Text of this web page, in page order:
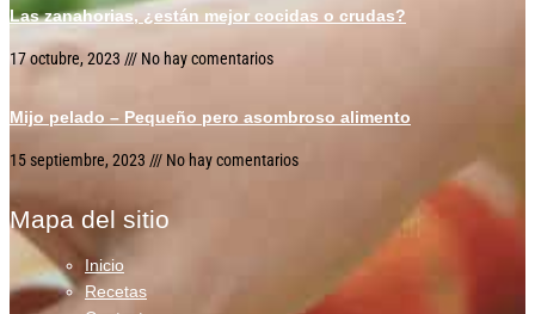
Las zanahorias, ¿están mejor cocidas o crudas?
17 octubre, 2023 No hay comentarios
Mijo pelado – Pequeño pero asombroso alimento
15 septiembre, 2023 No hay comentarios
Mapa del sitio
Inicio
Recetas